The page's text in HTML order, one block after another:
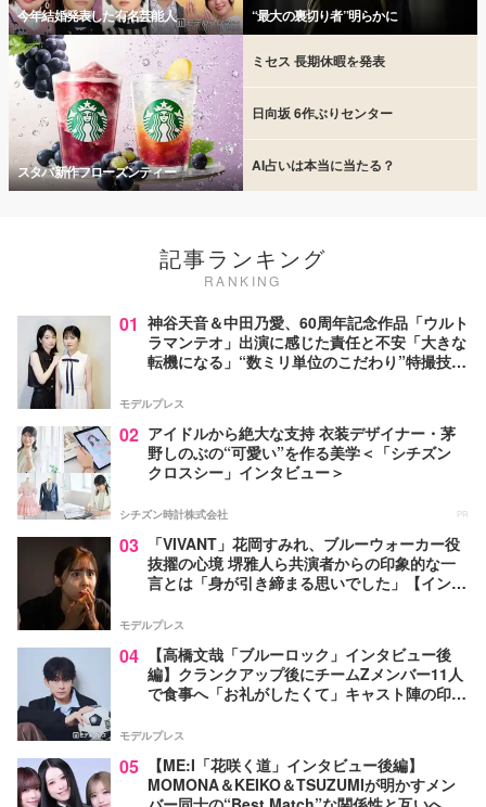
今年結婚発表した有名芸能人 “最大の裏切り者”明らかに
スタバ新作フローズンティー
ミセス 長期休暇を発表
日向坂 6作ぶりセンター
AI占いは本当に当たる？
記事ランキング
RANKING
01 神谷天音＆中田乃愛、60周年記念作品「ウルト
ラマンテオ」出演に感じた責任と不安「大きな
転機になる」“数ミリ単位のこだわり”特撮技術
モデルプレス
02 アイドルから絶大な支持 衣装デザイナー・茅
野しのぶの“可愛い”を作る美学＜「シチズン
クロスシー」インタビュー＞
シチズン時計株式会社 PR
03
「VIVANT」花岡すみれ、ブルーウォーカー役
抜擢の心境 堺雅人ら共演者からの印象的な一
言とは「身が引き締まる思いでした」【インタ
モデルプレス
04
【高橋文哉「ブルーロック」インタビュー後
編】クランクアップ後にチームZメンバー11人
で食事へ「お礼がしたくて」キャスト陣の印象
モデルプレス
05
【ME:I「花咲く道」インタビュー後編】
MOMONA＆KEIKO＆TSUZUMIが明かすメン